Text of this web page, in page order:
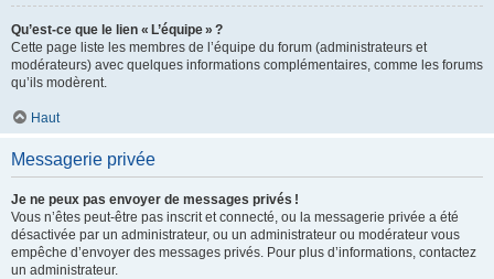
Qu’est-ce que le lien « L’équipe » ?
Cette page liste les membres de l’équipe du forum (administrateurs et
modérateurs) avec quelques informations complémentaires, comme les forums
qu’ils modèrent.
Haut
Messagerie privée
Je ne peux pas envoyer de messages privés !
Vous n’êtes peut-être pas inscrit et connecté, ou la messagerie privée a été
désactivée par un administrateur, ou un administrateur ou modérateur vous
empêche d’envoyer des messages privés. Pour plus d’informations, contactez
un administrateur.